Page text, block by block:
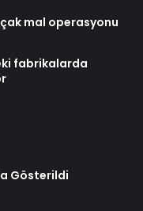
mal operasyonu
fabrikalarda
Gösterildi